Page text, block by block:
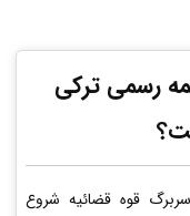
رسمی ترکی
قوه قضائیه شروع